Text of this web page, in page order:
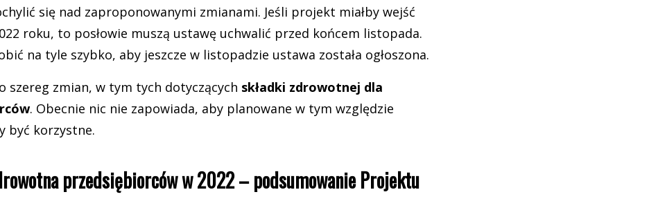
się nad zaproponowanymi zmianami. Jeśli projekt miałby wejść
roku, to posłowie muszą ustawę uchwalić przed końcem listopada.
na tyle szybko, aby jeszcze w listopadzie ustawa została ogłoszona.
szereg zmian, w tym tych dotyczących składki zdrowotnej dla
. Obecnie nic nie zapowiada, aby planowane w tym względzie
być korzystne.
przedsiębiorców w 2022 – podsumowanie Projektu